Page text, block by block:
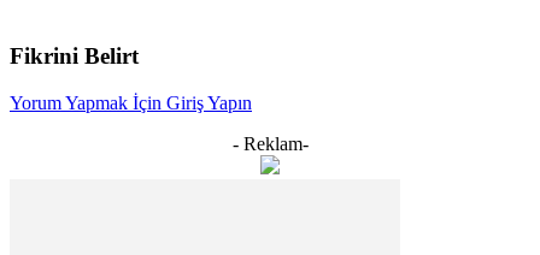
Fikrini Belirt
Yorum Yapmak İçin Giriş Yapın
- Reklam-